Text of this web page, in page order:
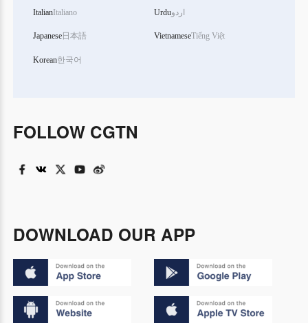
ItalianItaliano
Japanese日本語
Korean한국어
Urduاردو
VietnameseTiếng Việt
FOLLOW CGTN
DOWNLOAD OUR APP